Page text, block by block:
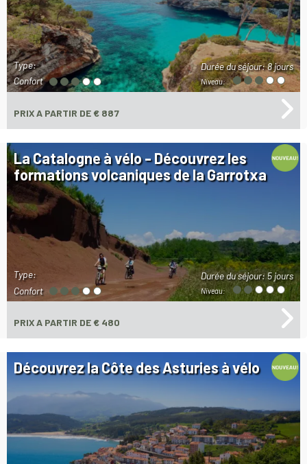
Durée du séjour:8 jours
Niveau:
Type:
Confort
PRIXA PARTIR DE € 887
La Catalogne à vélo - Découvrez les
formations volcaniques de la Garrotxa
Durée du séjour:5 jours
Niveau:
Type:
Confort
PRIXA PARTIR DE € 480
Découvrez la Côte des Asturies à vélo